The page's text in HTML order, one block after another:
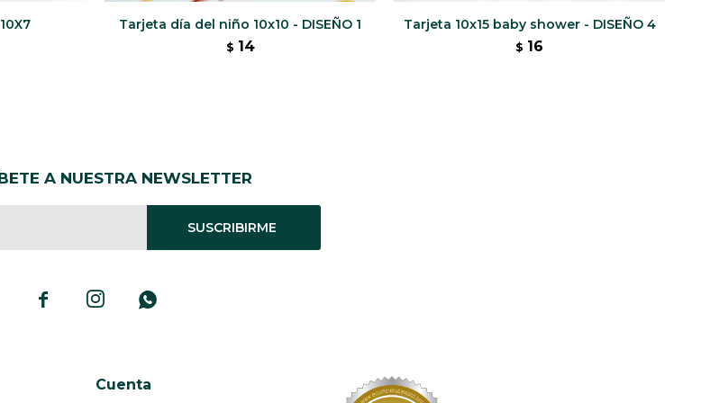
Tarjeta día del niño 10x10 - DISEÑO 1
$ 14
Tarjeta 10x15 baby shower - DISEÑO 4
$ 16
A NUESTRA NEWSLETTER
SUSCRIBIRME
  
Cuenta